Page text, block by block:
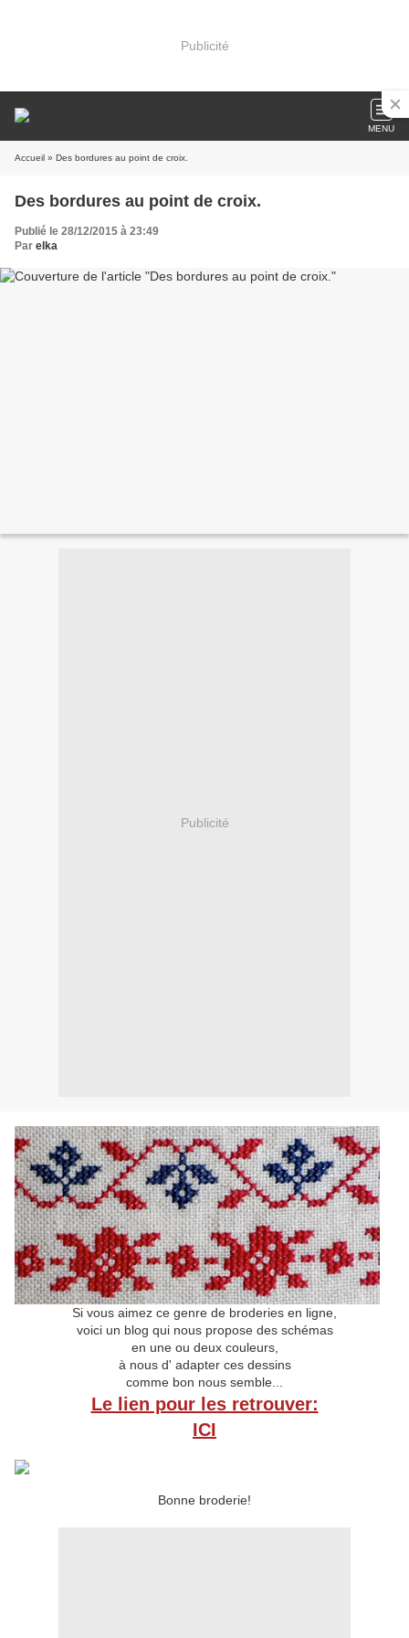
Publicité
MENU
Accueil » Des bordures au point de croix.
Des bordures au point de croix.
Publié le 28/12/2015 à 23:49
Par elka
Publicité
Si vous aimez ce genre de broderies en ligne,
voici un blog qui nous propose des schémas
en une ou deux couleurs,
à nous d' adapter ces dessins
comme bon nous semble...
Le lien pour les retrouver:
ICI
Bonne broderie!